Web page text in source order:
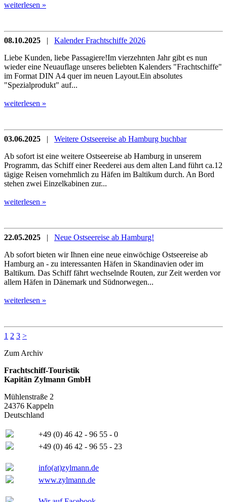
weiterlesen »
08.10.2025 | Kalender Frachtschiffe 2026
Liebe Kunden, liebe Passagiere!Im vierzehnten Jahr gibt es nun
wieder eine Neuauflage unseres beliebten Kalenders "Frachtschiffe"
im Format DIN A4 quer im neuen Layout.Ein absolutes
"Spezialprodukt" auf...
weiterlesen »
03.06.2025 | Weitere Ostseereise ab Hamburg buchbar
Ab sofort ist eine weitere Ostseereise ab Hamburg in unserem
Programm, das Schiff einer Reederei aus dem alten Land führt ca.12
tägige Reisen vornehmlich zu Häfen im Baltikum durch. An Bord
stehen zwei Einzelkabinen zur...
weiterlesen »
22.05.2025 | Neue Ostseereise ab Hamburg!
Ab sofort bieten wir Ihnen eine neue einwöchige Ostseereise ab
Hamburg an - zu interessanten Häfen in Skandinavien oder im
Baltikum. Das Schiff fährt wechselnde Routen, zur Zeit werden vor
allem Häfen in Dänemark und Südnorwegen...
weiterlesen »
1 2 3 >
Zum Archiv
Frachtschiff-Touristik
Kapitän Zylmann GmbH
Mühlenstraße 2
24376 Kappeln
Deutschland
+49 (0) 46 42 - 96 55 - 0
+49 (0) 46 42 - 96 55 - 23
info(at)zylmann.de
www.zylmann.de